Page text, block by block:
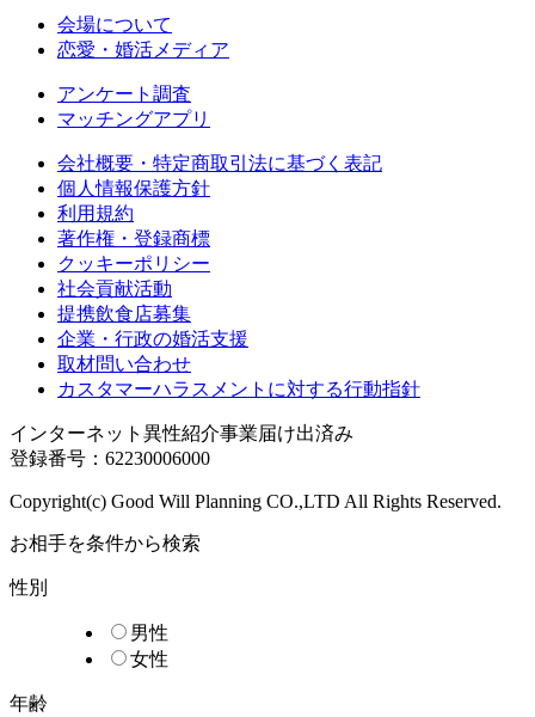
会場について
恋愛・婚活メディア
アンケート調査
マッチングアプリ
会社概要・特定商取引法に基づく表記
個人情報保護方針
利用規約
著作権・登録商標
クッキーポリシー
社会貢献活動
提携飲食店募集
企業・行政の婚活支援
取材問い合わせ
カスタマーハラスメントに対する行動指針
インターネット異性紹介事業届け出済み
登録番号：62230006000
Copyright(c) Good Will Planning CO.,LTD All Rights Reserved.
お相手を条件から検索
性別
男性
女性
年齢